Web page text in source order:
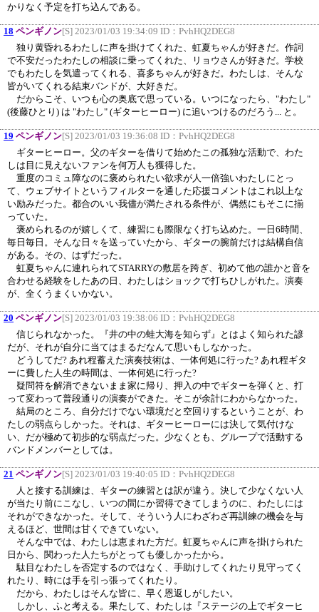
かりなく予定を打ち込んである。
18 ペンギノン[S] 2023/01/03 19:34:09 ID： PvhHQ2DEG8
独り黄昏れるわたしに声を掛けてくれた、虹夏ちゃんが好きだ。作詞
で不安だったわたしの相談に乗ってくれた、リョウさんが好きだ。学校
でもわたしを気遣ってくれる、喜多ちゃんが好きだ。わたしは、そんな
皆がいてくれる結束バンドが、大好きだ。
だからこそ、いつも心の奥底で思っている。いつになったら、"わたし"
(後藤ひとり) は "わたし" (ギターヒーロー) に追いつけるのだろう... と。
19 ペンギノン[S] 2023/01/03 19:36:08 ID： PvhHQ2DEG8
ギターヒーロー。父のギターを借りて始めたこの孤独な活動で、わた
しは目に見えないファンを何万人も獲得した。
重度のコミュ障なのに褒められたい欲求が人一倍強いわたしにとっ
て、ウェブサイトというフィルターを通した応援コメントはこれ以上な
い励みだった。都合のいい我儘が満たされる条件が、偶然にもそこに揃
っていた。
褒められるのが嬉しくて、練習にも際限なく打ち込めた。一日6時間、
毎日毎日。そんな日々を送っていたから、ギターの腕前だけは結構自信
がある。その、はずだった。
虹夏ちゃんに連れられてSTARRYの敷居を跨ぎ、初めて他の誰かと音を
合わせる経験をしたあの日、わたしはショックで打ちひしがれた。演奏
が、全くうまくいかない。
20 ペンギノン[S] 2023/01/03 19:38:06 ID： PvhHQ2DEG8
信じられなかった。『井の中の蛙大海を知らず』とはよく知られた諺
だが、それが自分に当てはまるだなんて思いもしなかった。
どうしてだ? あれ程蓄えた演奏技術は、一体何処に行った? あれ程ギタ
ーに費した人生の時間は、一体何処に行った?
疑問符を解消できないまま家に帰り、押入の中でギターを弾くと、打
って変わって普段通りの演奏ができた。そこが余計にわからなかった。
結局のところ、自分だけでない環境だと空回りするということが、わ
たしの弱点らしかった。それは、ギターヒーローには決して気付けな
い、だが極めて初歩的な弱点だった。少なくとも、グループで活動する
バンドメンバーとしては。
21 ペンギノン[S] 2023/01/03 19:40:05 ID： PvhHQ2DEG8
人と接する訓練は、ギターの練習とは訳が違う。決して少なくない人
が当たり前にこなし、いつの間にか習得できてしまうのに、わたしには
それができなかった。そして、そういう人にわざわざ再訓練の機会を与
えるほど、世間は甘くできていない。
そんな中では、わたしは恵まれた方だ。虹夏ちゃんに声を掛けられた
日から、関わった人たちがとっても優しかったから。
駄目なわたしを否定するのではなく、手助けしてくれたり見守ってく
れたり、時には手を引っ張ってくれたり。
だから、わたしはそんな皆に、早く恩返しがしたい。
しかし、ふと考える。果たして、わたしは『ステージの上でギターヒ